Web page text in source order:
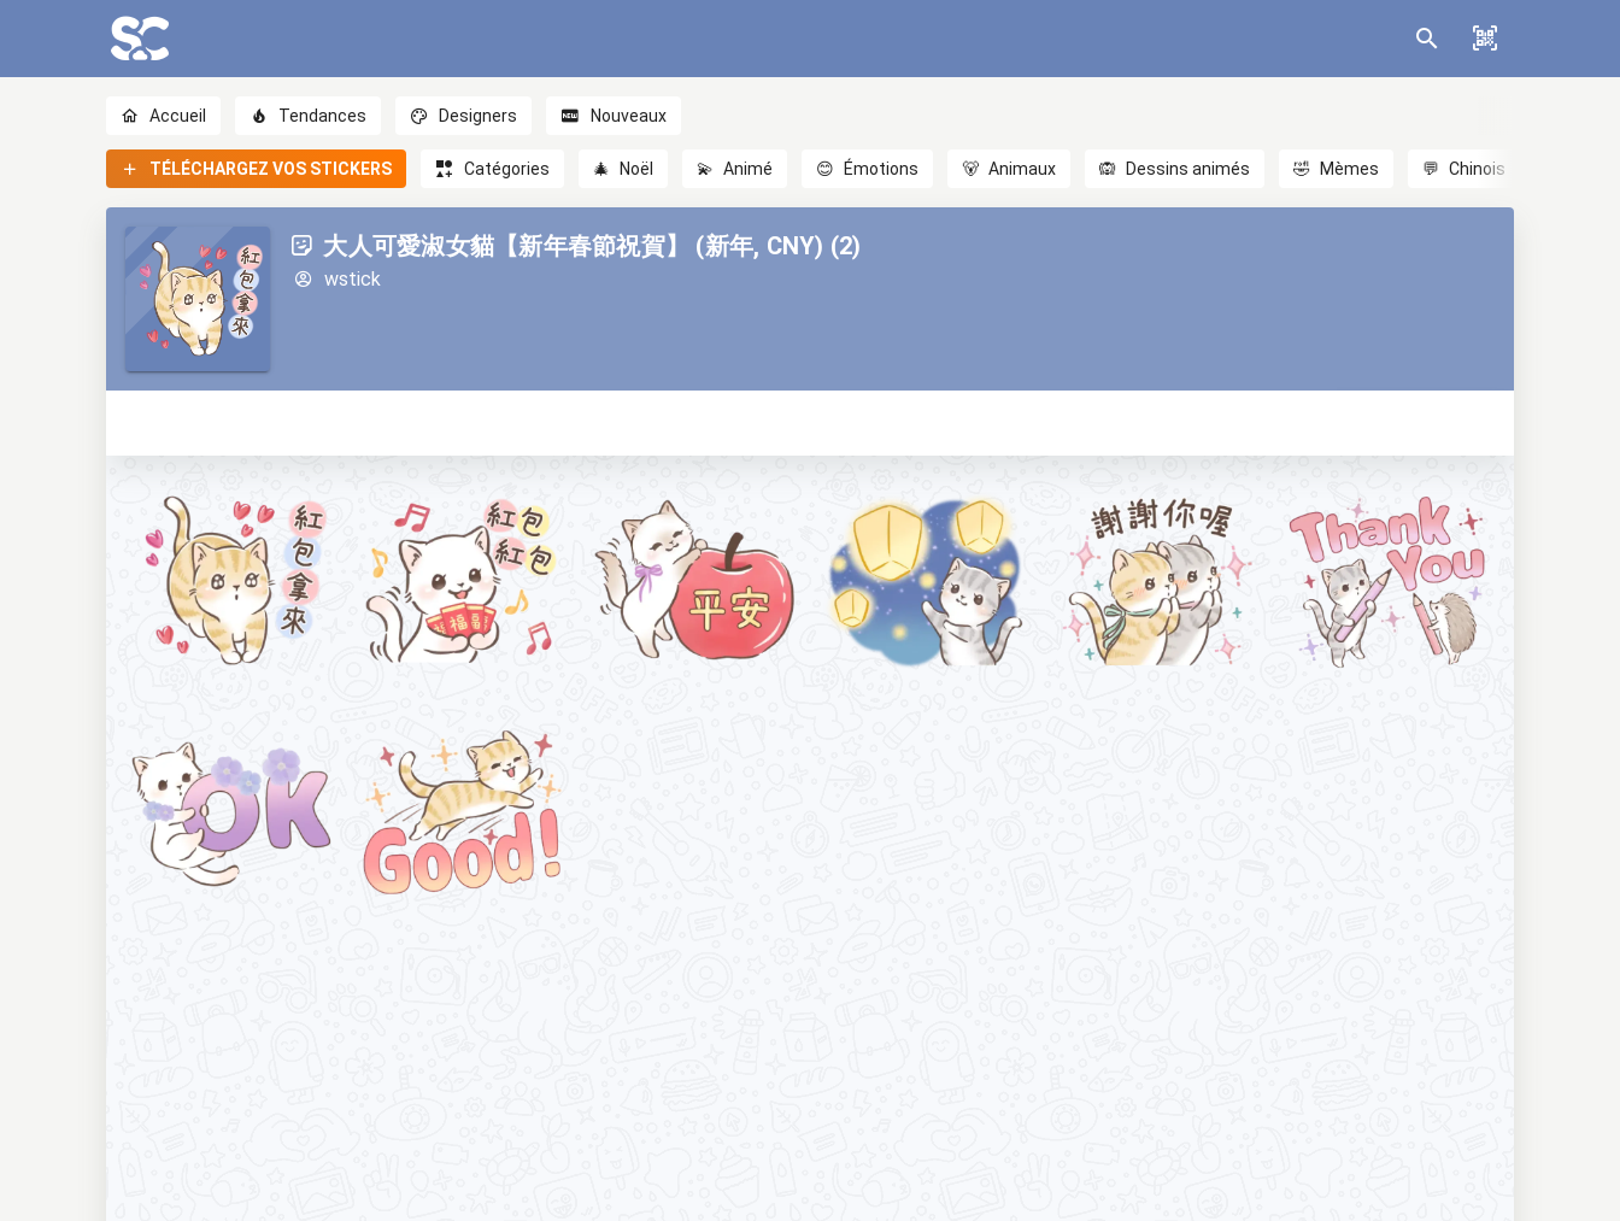
Accueil Tendances Designers Nouveaux
TÉLÉCHARGEZ VOS STICKERS Catégories 🎄 Noël 💫 Animé 😊 Émotions 🐻 Animaux 🙉 Dessins animés 🤣 Mèmes 💬 Chinois
大人可愛淑女貓【新年春節祝賀】 (新年, CNY) (2)
wstick